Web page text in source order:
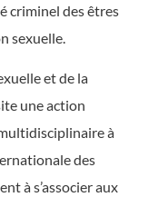
criminel des êtres
sexuelle.
et de la
une action
à
des
à s’associer aux